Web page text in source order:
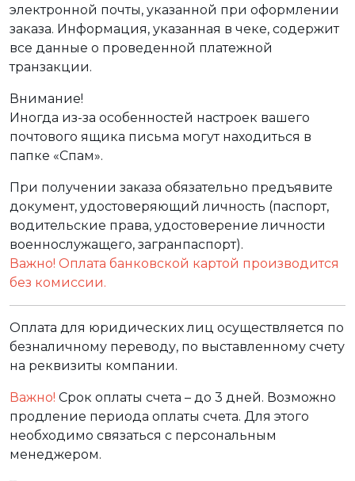
электронной почты, указанной при оформлении
заказа. Информация, указанная в чеке, содержит
все данные о проведенной платежной
транзакции.
Внимание!
Иногда из-за особенностей настроек вашего
почтового ящика письма могут находиться в
папке «Спам».
При получении заказа обязательно предъявите
документ, удостоверяющий личность (паспорт,
водительские права, удостоверение личности
военнослужащего, загранпаспорт).
Важно! Оплата банковской картой производится
без комиссии.
Оплата для юридических лиц осуществляется по
безналичному переводу, по выставленному счету
на реквизиты компании.
Важно! Срок оплаты счета – до 3 дней. Возможно
продление периода оплаты счета. Для этого
необходимо связаться с персональным
менеджером.